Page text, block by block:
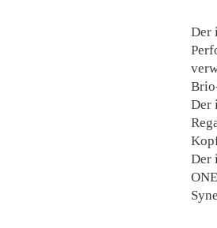
Der
Der
Der